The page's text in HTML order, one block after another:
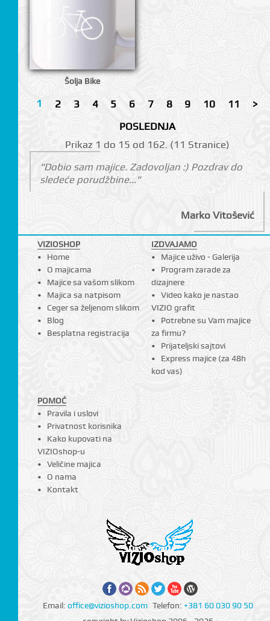
Šolja Bike
1 2 3 4 5 6 7 8 9 10 11
>
POSLEDNJA
Prikаz 1 do 15 оd 162. (11 Strаnicе)
"Dobio sam majice. Zadovoljan :) Pozdrav do
sledeće porudžbine..."
Marko Vitošević
VIZIOSHOP
Home
O majicama
Majice sa vašom slikom
Majica sa natpisom
Ceger sa željenom slikom
Blog
Besplatna registracija
IZDVAJAMO
Majice uživo - Galerija
Program zarade za
dizajnere
Video kako je nastao
VIZIO grafit
Potrebne su Vam majice
za firmu?
Prijateljski sajtovi
Express majice (za 48h
kod vas)
POMOĆ
Pravila i uslovi
Privatnost korisnika
Kako kupovati na
VIZIOshop-u
Veličine majica
O nama
Kontakt
Email: office@vizioshop.com Telefon: +381 60 030 90 50